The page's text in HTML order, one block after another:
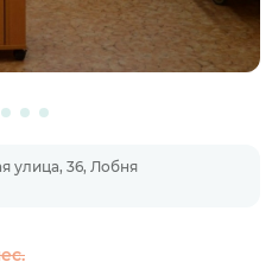
улица, 36, Лобня